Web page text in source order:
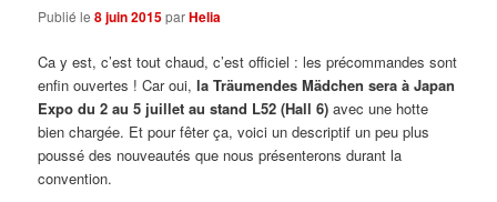
Publié le8 juin 2015parHelia
Ca y est, c’est tout chaud, c’est officiel : les précommandes sont
enfin ouvertes ! Car oui,la Träumendes Mädchen sera à Japan
Expo du 2 au 5 juillet au stand L52 (Hall 6) avec une hotte
bien chargée. Et pour fêter ça, voici un descriptif un peu plus
poussé des nouveautés que nous présenterons durant la
convention.